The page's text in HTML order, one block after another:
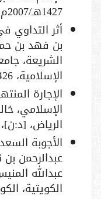
1427هـ/2007م.
أثر التداوي
بن فهد بن
الشريعة،
الإسلامية، 1426هـ.
الإجارة
الإسلامي،
الرياض، [د:ن]، ط2: 1421هـ/
الأجوبة
عبدالرحمن
عبدالله
الكويتية، الكويت، ط1: